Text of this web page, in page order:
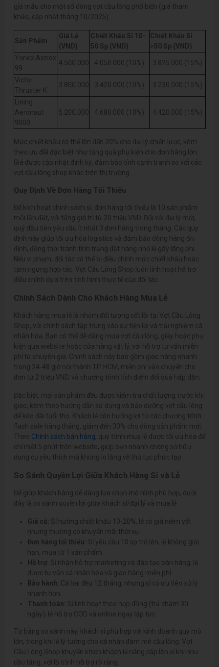
giá mẫu cho một số dòng vợt cầu lông phổ biến (giá tham
khảo, cập nhật tháng 10/2025):
Sản Phẩm
Giá Lẻ
(VND)
Chiết Khấu Sỉ 10-
50 Sp (VND)
Chiết Khấu Sỉ
>50 Sp (VND)
Yonex Astrox
99
4.500.000 4.050.000 (10%) 3.825.000 (15%)
Victor
Thruster K
3.800.000 3.420.000 (10%) 3.230.000 (15%)
Lining
Aeronaut
9000
5.200.000 4.680.000 (10%) 4.420.000 (15%)
Mức chiết khấu có thể lên đến 20% cho đại lý chiến lược, kèm
theo ưu đãi đặc biệt như tặng quà phụ kiện cho đơn hàng lớn.
Giá được cập nhật định kỳ, đảm bảo tính cạnh tranh so với các
vợt cầu lông shop khác trên thị trường.
Quy Định Về Đơn Hàng Tối Thiểu
Để kích hoạt chính sách sỉ, đơn hàng tối thiểu là 10 sản phẩm
mỗi lần đặt, với tổng giá trị từ 20 triệu VND. Đối với đại lý mới,
quý đầu tiên yêu cầu ít nhất 3 đơn hàng trong tháng. Các quy
định này giúp tối ưu hóa logistics và đảm bảo dòng hàng ổn
định, đồng thời tránh tình trạng đặt hàng nhỏ lẻ gây lãng phí.
Nếu vi phạm, đối tác có thể bị điều chỉnh mức chiết khấu hoặc
tạm ngưng hợp tác. Vợt Cầu Lông Shop luôn linh hoạt hỗ trợ
điều chỉnh dựa trên tình hình thực tế của đối tác.
Chính Sách Dành Cho Khách Hàng Mua Lẻ
Khách hàng mua lẻ là nhóm đối tượng cốt lõi tại Vợt Cầu Lông
Shop, với chính sách tập trung vào sự tiện lợi và trải nghiệm cá
nhân hóa. Bạn có thể dễ dàng mua vợt cầu lông, giày hoặc phụ
kiện qua website hoặc cửa hàng vật lý, với hỗ trợ tư vấn miễn
phí từ chuyên gia. Chính sách này bao gồm giao hàng nhanh
trong 24-48 giờ nội thành TP. HCM, miễn phí vận chuyển cho
đơn từ 2 triệu VND, và chương trình tích điểm đổi quà hấp dẫn.
Đặc biệt, mọi sản phẩm đều được kiểm tra chất lượng trước khi
giao, kèm theo hướng dẫn sử dụng và bảo dưỡng vợt cầu lông
để kéo dài tuổi thọ. Khách lẻ còn hưởng lợi từ các chương trình
flash sale hàng tháng, giảm đến 30% cho dòng sản phẩm mới.
Theo Chính sách bán hàng, quy trình mua lẻ được tối ưu hóa để
chỉ mất 5 phút trên website, giúp bạn nhanh chóng sở hữu
dụng cụ yêu thích mà không lo lắng về thủ tục phức tạp.
So Sánh Quyền Lợi Giữa Khách Hàng Sỉ và Lẻ
Để giúp khách hàng dễ dàng lựa chọn mô hình phù hợp, dưới
đây là so sánh quyền lợi giữa khách sỉ/đại lý và mua lẻ:
Giá cả: Sỉ hưởng chiết khấu 10-20%, lẻ có giá niêm yết
nhưng thường có khuyến mãi thời vụ.
Đơn hàng tối thiểu: Sỉ yêu cầu 10 sp trở lên, lẻ không giới
hạn, mua từ 1 sản phẩm.
Hỗ trợ: Sỉ nhận hỗ trợ marketing và đào tạo bán hàng; lẻ
được tư vấn cá nhân hóa và giao hàng miễn phí.
Bảo hành: Cả hai đều 12 tháng, nhưng sỉ có ưu tiên xử lý
nhanh hơn.
Thanh toán: Sỉ linh hoạt theo hợp đồng (trả chậm 30
ngày); lẻ hỗ trợ COD và online ngay lập tức.
Từ bảng so sánh này, khách sỉ phù hợp với kinh doanh quy mô
lớn, trong khi lẻ lý tưởng cho cá nhân đam mê cầu lông. Vợt
Cầu Lông Shop khuyến khích khách lẻ nâng cấp lên sỉ khi nhu
cầu tăng, với lộ trình hỗ trợ rõ ràng.